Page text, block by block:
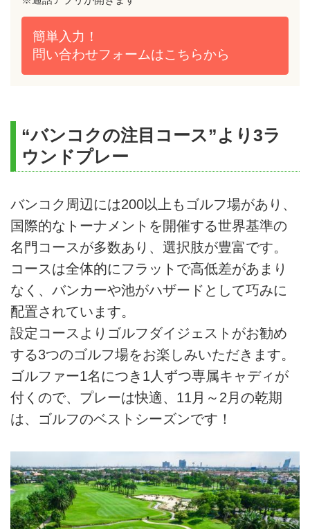
簡単入力！
問い合わせフォームはこちらから
“バンコクの注目コース”より3ラ
ウンドプレー
バンコク周辺には200以上もゴルフ場があり、
国際的なトーナメントを開催する世界基準の
名門コースが多数あり、選択肢が豊富です。
コースは全体的にフラットで高低差があまり
なく、バンカーや池がハザードとして巧みに
配置されています。
設定コースよりゴルフダイジェストがお勧め
する3つのゴルフ場をお楽しみいただきます。
ゴルファー1名につき1人ずつ専属キャディが
付くので、プレーは快適、11月～2月の乾期
は、ゴルフのベストシーズンです！